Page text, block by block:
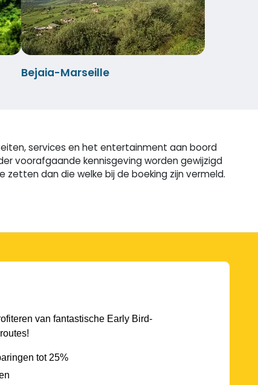
Bejaia-Marseille
services en het entertainment aan boord
voorafgaande kennisgeving worden gewijzigd
dan die welke bij de boeking zijn vermeld.
van fantastische Early Bird-
tot 25%